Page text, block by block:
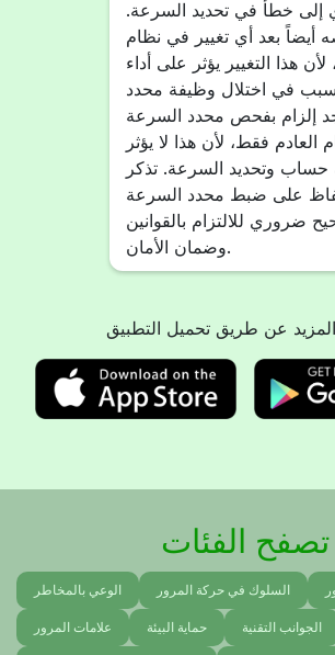
إلى خطأ في تحديد السرعة.
بعد أي تغيير في نظام
لأن هذا التغيير يؤثر على أداء
في اختلال وظيفة محدد
إلزام بفحص محدد السرعة
العادم فقط، لأن هذا لا يؤثر
حساب وتحديد السرعة. تذكر
على ضبط محدد السرعة
ضروري للالتزام بالقوانين
وضمان الأمان.
عن طريق تحميل التطبيق
تصفح الفئات
الوعي بالمخاطر السلوك في حركة المرور
علامات المرور حماية البيئة الجوانب التقنية